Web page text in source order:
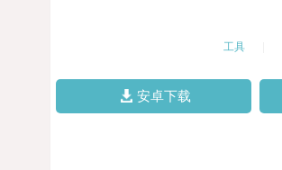
工具
安卓下载